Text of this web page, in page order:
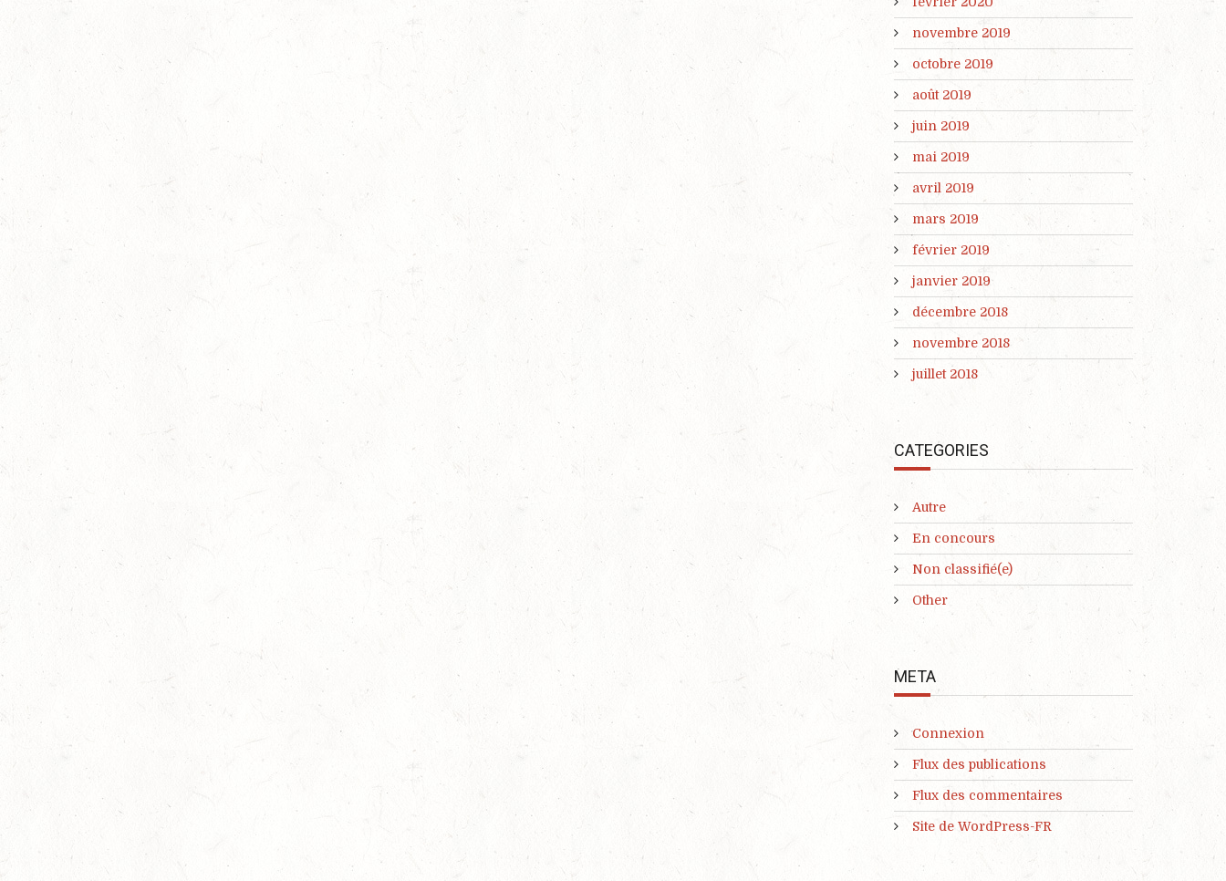
novembre 2019
octobre 2019
août 2019
juin 2019
mai 2019
avril 2019
mars 2019
février 2019
janvier 2019
décembre 2018
novembre 2018
juillet 2018
CATEGORIES
Autre
En concours
Non classifié(e)
Other
META
Connexion
Flux des publications
Flux des commentaires
Site de WordPress-FR